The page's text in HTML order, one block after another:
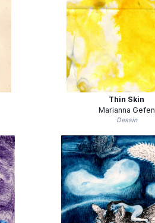
Thin Skin
Marianna Gefen
Dessin